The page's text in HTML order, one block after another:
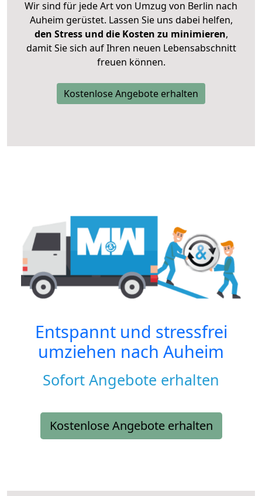
Wir sind für jede Art von Umzug von Berlin nach
Auheim gerüstet. Lassen Sie uns dabei helfen,
den Stress und die Kosten zu minimieren,
damit Sie sich auf Ihren neuen Lebensabschnitt
freuen können.
Kostenlose Angebote erhalten
Entspannt und stressfrei
umziehen nach Auheim
Sofort Angebote erhalten
Kostenlose Angebote erhalten